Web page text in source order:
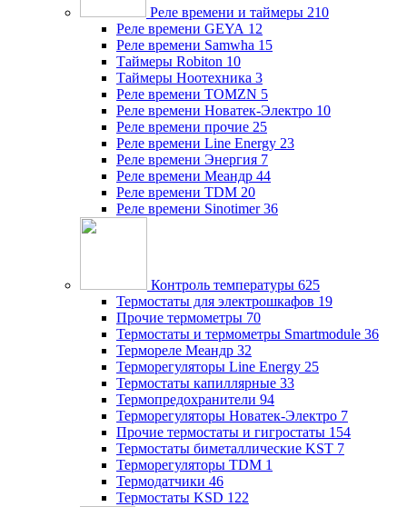
Реле времени и таймеры 210
Реле времени GEYA 12
Реле времени Samwha 15
Таймеры Robiton 10
Таймеры Ноотехника 3
Реле времени TOMZN 5
Реле времени Новатек-Электро 10
Реле времени прочие 25
Реле времени Line Energy 23
Реле времени Энергия 7
Реле времени Меандр 44
Реле времени TDM 20
Реле времени Sinotimer 36
Контроль температуры 625
Термостаты для электрошкафов 19
Прочие термометры 70
Термостаты и термометры Smartmodule 36
Термореле Меандр 32
Терморегуляторы Line Energy 25
Термостаты капиллярные 33
Термопредохранители 94
Терморегуляторы Новатек-Электро 7
Прочие термостаты и гигростаты 154
Термостаты биметаллические KST 7
Терморегуляторы TDM 1
Термодатчики 46
Термостаты KSD 122